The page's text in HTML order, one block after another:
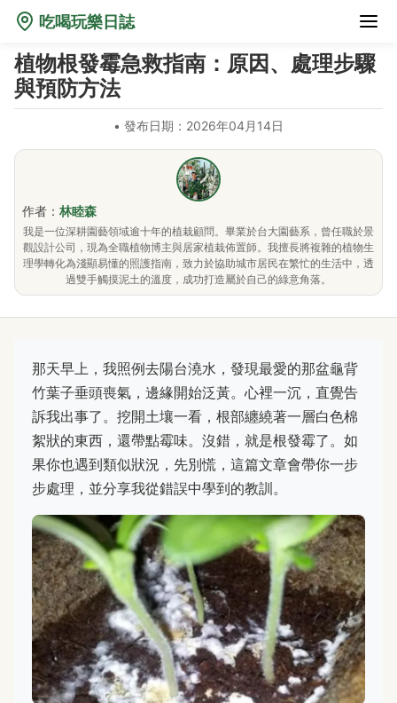
吃喝玩樂日誌
植物根發霉急救指南：原因、處理步驟
與預防方法
• 發布日期：2026年04月14日
作者： 林睦森
我是一位深耕園藝領域逾十年的植栽顧問。畢業於台大園藝系，曾任職於景
觀設計公司，現為全職植物博主與居家植栽佈置師。我擅長將複雜的植物生
理學轉化為淺顯易懂的照護指南，致力於協助城市居民在繁忙的生活中，透
過雙手觸摸泥土的溫度，成功打造屬於自己的綠意角落。
那天早上，我照例去陽台澆水，發現最愛的那盆龜背
竹葉子垂頭喪氣，邊緣開始泛黃。心裡一沉，直覺告
訴我出事了。挖開土壤一看，根部纏繞著一層白色棉
絮狀的東西，還帶點霉味。沒錯，就是根發霉了。如
果你也遇到類似狀況，先別慌，這篇文章會帶你一步
步處理，並分享我從錯誤中學到的教訓。